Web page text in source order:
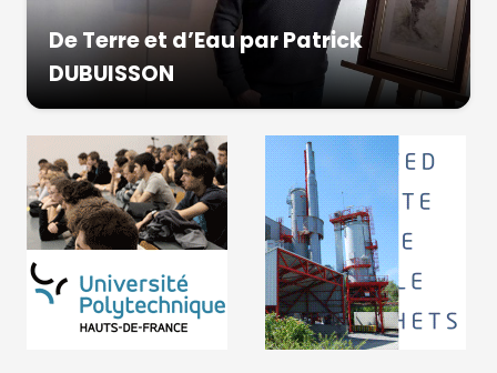
De Terre et d’Eau par Patrick
DUBUISSON